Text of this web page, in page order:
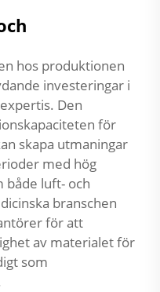
hos produktionen
investeringar i
Den
för
skapa utmaningar
med hög
både luft- och
branschen
för att
av materialet för
som